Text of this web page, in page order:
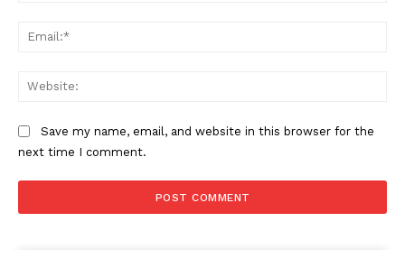
Save my name, email, and website in this browser for the
next time I comment.